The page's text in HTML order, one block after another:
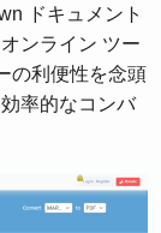
ドキュメント
ンライン ツー
の利便性を念頭
率的なコンバ